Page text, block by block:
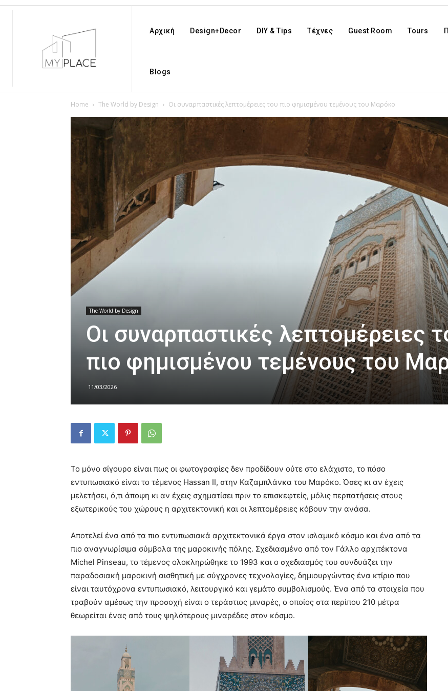
Αρχική Design+Decor DIY & Tips Τέχνες Guest Room Tours
Blogs
Home The World by Design Οι συναρπαστικές λεπτομέρειες του πιο φημισμένου τεμένους του Μαρόκο
The World by Design
Οι συναρπαστικές λεπτομέρειες
πιο φημισμένου τεμένους του
11/03/2026
Το μόνο σίγουρο είναι πως οι φωτογραφίες δεν προδίδουν ούτε στο ελάχιστο, το πόσο
εντυπωσιακό είναι το τέμενος Hassan II, στην Καζαμπλάνκα του Μαρόκο. Όσες κι αν έχεις
μελετήσει, ό,τι άποψη κι αν έχεις σχηματίσει πριν το επισκεφτείς, μόλις περπατήσεις στους
εξωτερικούς του χώρους η αρχιτεκτονική και οι λεπτομέρειες κόβουν την ανάσα.
Αποτελεί ένα από τα πιο εντυπωσιακά αρχιτεκτονικά έργα στον ισλαμικό κόσμο και ένα από τα
πιο αναγνωρίσιμα σύμβολα της μαροκινής πόλης. Σχεδιασμένο από τον Γάλλο αρχιτέκτονα
Michel Pinseau, το τέμενος ολοκληρώθηκε το 1993 και ο σχεδιασμός του συνδυάζει την
παραδοσιακή μαροκινή αισθητική με σύγχρονες τεχνολογίες, δημιουργώντας ένα κτίριο που
είναι ταυτόχρονα εντυπωσιακό, λειτουργικό και γεμάτο συμβολισμούς. Ένα από τα στοιχεία που
τραβούν αμέσως την προσοχή είναι ο τεράστιος μιναρές, ο οποίος στα περίπου 210 μέτρα
θεωρείται ένας από τους ψηλότερους μιναρέδες στον κόσμο.